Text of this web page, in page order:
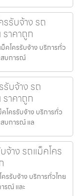
รับจ้าง รถ
ราคาถูก
คโครรับจ้าง บริการทั่ว
สบการณ์
บจ้าง รถ
ราคาถูก
โครรับจ้าง บริการทั่ว
บการณ์ แล
จ้าง รถแม็คโคร
ครรับจ้าง บริการทั่วไทย
รณ์ และ